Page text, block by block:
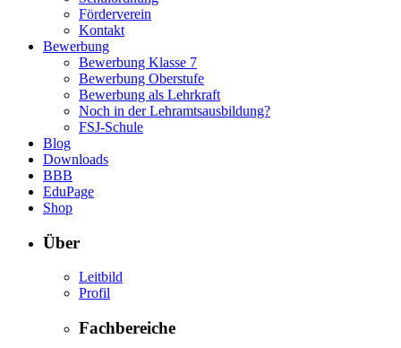
Förderverein
Kontakt
Bewerbung
Bewerbung Klasse 7
Bewerbung Oberstufe
Bewerbung als Lehrkraft
Noch in der Lehramtsausbildung?
FSJ-Schule
Blog
Downloads
BBB
EduPage
Shop
Über
Leitbild
Profil
Fachbereiche